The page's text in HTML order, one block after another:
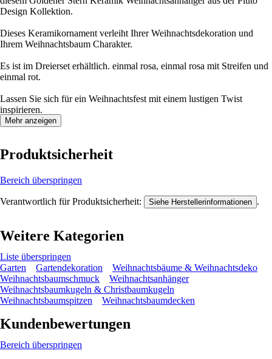
Design Kollektion.
Dieses Keramikornament verleiht Ihrer Weihnachtsdekoration und
Ihrem Weihnachtsbaum Charakter.
Es ist im Dreierset erhältlich. einmal rosa, einmal rosa mit Streifen und
einmal rot.
Lassen Sie sich für ein Weihnachtsfest mit einem lustigen Twist
inspirieren.
Mehr anzeigen
Produktsicherheit
Bereich überspringen
Verantwortlich für Produktsicherheit: Siehe Herstellerinformationen .
Weitere Kategorien
Liste überspringen
Garten
Gartendekoration
Weihnachtsbäume & Weihnachtsdeko
Weihnachtsbaumschmuck
Weihnachtsanhänger
Weihnachtsbaumkugeln & Christbaumkugeln
Weihnachtsbaumspitzen
Weihnachtsbaumdecken
Kundenbewertungen
Bereich überspringen